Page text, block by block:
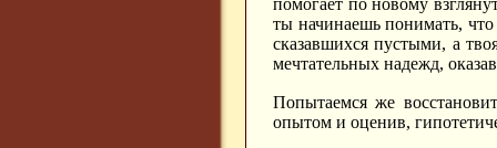
помогает по новому
ты начинаешь понимать,
сказавшихся пустыми, а
мечтательных надежд,
Попытаемся же
опытом и оценив,